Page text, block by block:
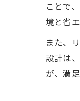
ことで
境と省
また、
設計は
が、満